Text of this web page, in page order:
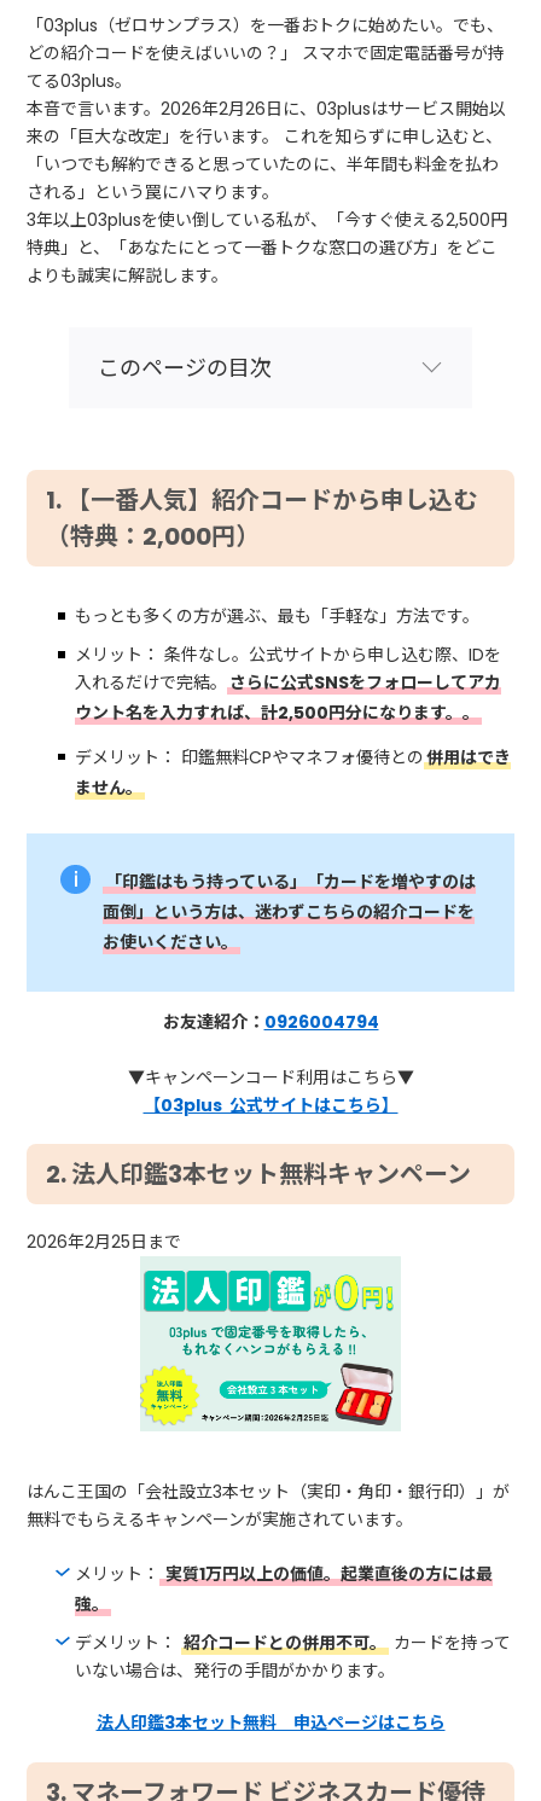
「03plus（ゼロサンプラス）を一番おトクに始めたい。でも、
どの紹介コードを使えばいいの？」 スマホで固定電話番号が持
てる03plus。
本音で言います。2026年2月26日に、03plusはサービス開始以
来の「巨大な改定」を行います。 これを知らずに申し込むと、
「いつでも解約できると思っていたのに、半年間も料金を払わ
される」という罠にハマります。
3年以上03plusを使い倒している私が、「今すぐ使える2,500円
特典」と、「あなたにとって一番トクな窓口の選び方」をどこ
よりも誠実に解説します。
このページの目次
1. 【一番人気】紹介コードから申し込む
（特典：2,000円）
もっとも多くの方が選ぶ、最も「手軽な」方法です。
メリット： 条件なし。公式サイトから申し込む際、IDを
入れるだけで完結。さらに公式SNSをフォローしてアカ
ウント名を入力すれば、計2,500円分になります。。
デメリット： 印鑑無料CPやマネフォ優待との併用はでき
ません。
「印鑑はもう持っている」「カードを増やすのは
面倒」という方は、迷わずこちらの紹介コードを
お使いください。
お友達紹介： 0926004794
▼キャンペーンコード利用はこちら▼
【03plus 公式サイトはこちら】
2. 法人印鑑3本セット無料キャンペーン
2026年2月25日まで
はんこ王国の「会社設立3本セット（実印・角印・銀行印）」が
無料でもらえるキャンペーンが実施されています。
メリット：実質1万円以上の価値。起業直後の方には最
強。
デメリット：紹介コードとの併用不可。 カードを持って
いない場合は、発行の手間がかかります。
法人印鑑3本セット無料＿申込ページはこちら
3. マネーフォワード ビジネスカード優待